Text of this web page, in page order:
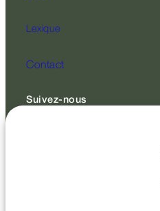
Lexique
Contact
Suivez-nous